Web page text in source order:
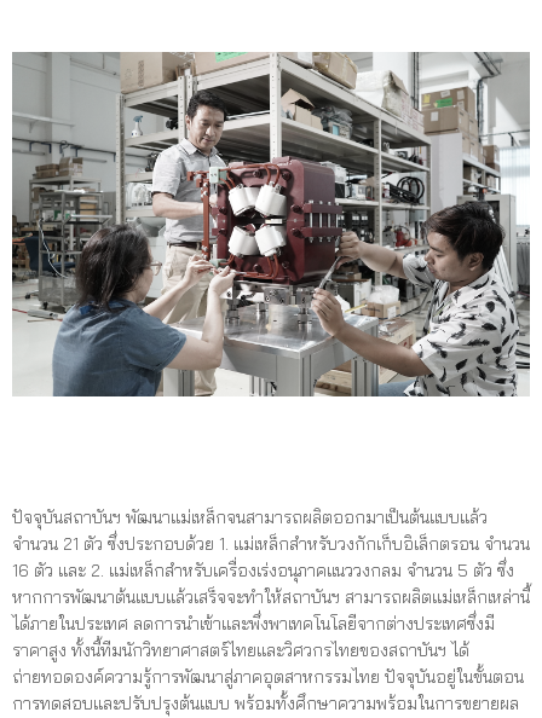
ปัจจุบันสถาบันฯ พัฒนาแม่เหล็กจนสามารถผลิตออกมาเป็นต้นแบบแล้ว
จำนวน 21 ตัว ซึ่งประกอบด้วย 1. แม่เหล็กสำหรับวงกักเก็บอิเล็กตรอน จำนวน
16 ตัว และ 2. แม่เหล็กสำหรับเครื่องเร่งอนุภาคแนววงกลม จำนวน 5 ตัว ซึ่ง
หากการพัฒนาต้นแบบแล้วเสร็จจะทำให้สถาบันฯ สามารถผลิตแม่เหล็กเหล่านี้
ได้ภายในประเทศ ลดการนำเข้าและพึ่งพาเทคโนโลยีจากต่างประเทศซึ่งมี
ราคาสูง ทั้งนี้ทีมนักวิทยาศาสตร์ไทยและวิศวกรไทยของสถาบันฯ ได้
ถ่ายทอดองค์ความรู้การพัฒนาสู่ภาคอุตสาหกรรมไทย ปัจจุบันอยู่ในขั้นตอน
การทดสอบและปรับปรุงต้นแบบ พร้อมทั้งศึกษาความพร้อมในการขยายผล